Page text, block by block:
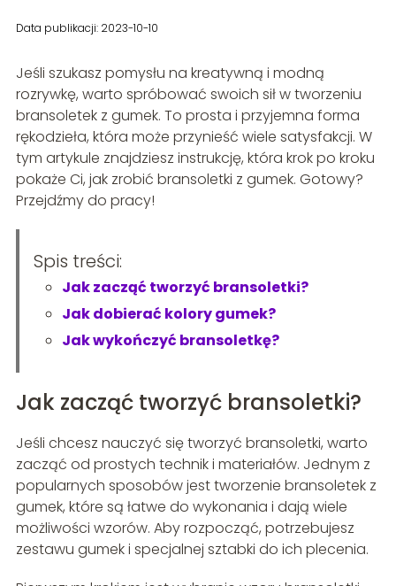
Data publikacji: 2023-10-10
Jeśli szukasz pomysłu na kreatywną i modną
rozrywkę, warto spróbować swoich sił w tworzeniu
bransoletek z gumek. To prosta i przyjemna forma
rękodzieła, która może przynieść wiele satysfakcji. W
tym artykule znajdziesz instrukcję, która krok po kroku
pokaże Ci, jak zrobić bransoletki z gumek. Gotowy?
Przejdźmy do pracy!
Spis treści:
Jak zacząć tworzyć bransoletki?
Jak dobierać kolory gumek?
Jak wykończyć bransoletkę?
Jak zacząć tworzyć bransoletki?
Jeśli chcesz nauczyć się tworzyć bransoletki, warto
zacząć od prostych technik i materiałów. Jednym z
popularnych sposobów jest tworzenie bransoletek z
gumek, które są łatwe do wykonania i dają wiele
możliwości wzorów. Aby rozpocząć, potrzebujesz
zestawu gumek i specjalnej sztabki do ich plecenia.